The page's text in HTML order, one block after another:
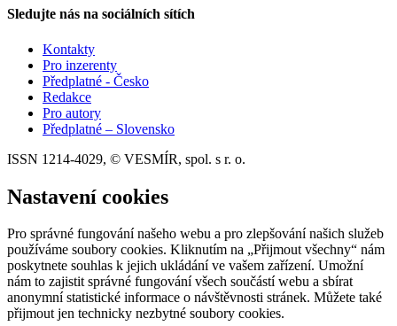
Sledujte nás na sociálních sítích
Kontakty
Pro inzerenty
Předplatné - Česko
Redakce
Pro autory
Předplatné – Slovensko
ISSN 1214-4029, © VESMÍR, spol. s r. o.
Nastavení cookies
Pro správné fungování našeho webu a pro zlepšování našich služeb
používáme soubory cookies. Kliknutím na „Přijmout všechny“ nám
poskytnete souhlas k jejich ukládání ve vašem zařízení. Umožní
nám to zajistit správné fungování všech součástí webu a sbírat
anonymní statistické informace o návštěvnosti stránek. Můžete také
přijmout jen technicky nezbytné soubory cookies.